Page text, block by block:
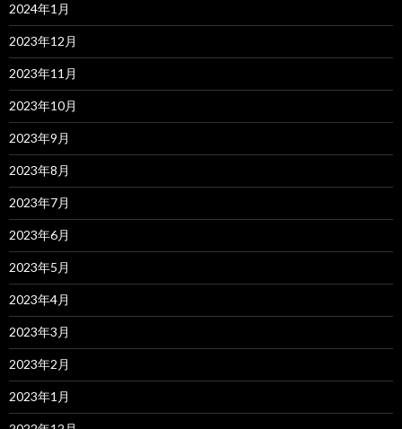
2024年1月
2023年12月
2023年11月
2023年10月
2023年9月
2023年8月
2023年7月
2023年6月
2023年5月
2023年4月
2023年3月
2023年2月
2023年1月